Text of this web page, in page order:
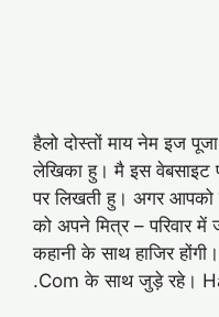
हैलो दोस्तों माय नेम इज
लेखिका हु। मै इस वेबसाइट
पर लिखती हु। अगर
को अपने मित्र – परिवार
कहानी के साथ हाजिर
.Com के साथ जुड़े रहे।